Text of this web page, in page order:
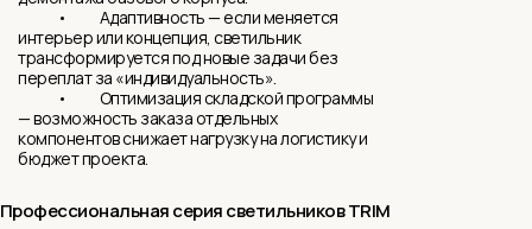
• Адаптивность — если меняется
интерьер или концепция, светильник
трансформируется под новые задачи без
переплат за «индивидуальность».
• Оптимизация складской программы
— возможность заказа отдельных
компонентов снижает нагрузку на логистику и
бюджет проекта.
серия светильников TRIM